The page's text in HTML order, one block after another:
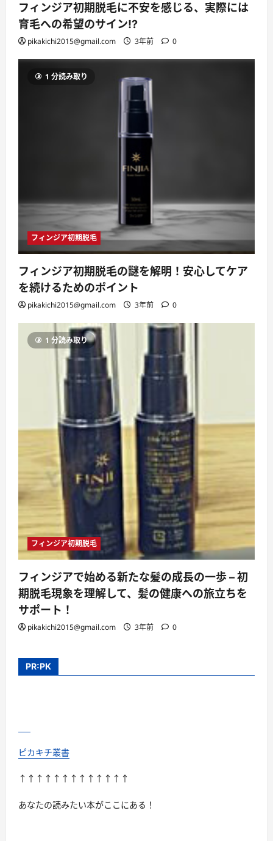
フィンジア初期脱毛に不安を感じる、実際には
育毛への希望のサイン!?
pikakichi2015@gmail.com 3年前 0
1 分読み取り
フィンジア初期脱毛
フィンジア初期脱毛の謎を解明！安心してケア
を続けるためのポイント
pikakichi2015@gmail.com 3年前 0
1 分読み取り
フィンジア初期脱毛
フィンジアで始める新たな髪の成長の一歩 – 初
期脱毛現象を理解して、髪の健康への旅立ちを
サポート！
pikakichi2015@gmail.com 3年前 0
PR:PK
ピカキチ叢書
↑↑↑↑↑↑↑↑↑↑↑↑↑
あなたの読みたい本がここにある！